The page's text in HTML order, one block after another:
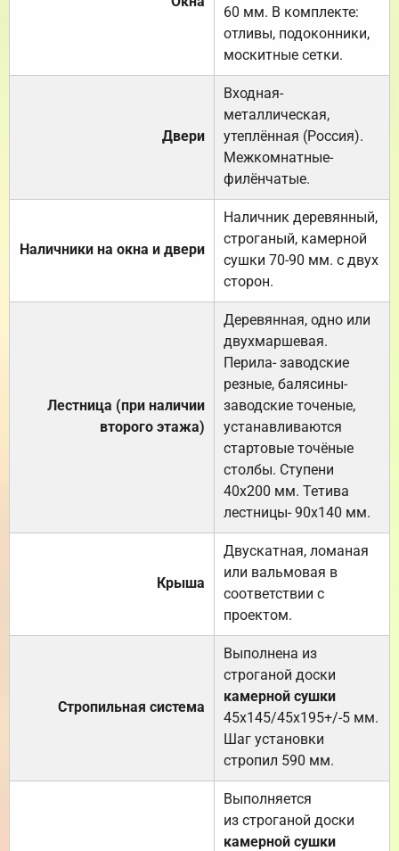
60 мм. В комплекте:
отливы, подоконники,
москитные сетки.
Двери
Входная-
металлическая,
утеплённая (Россия).
Межкомнатные-
филёнчатые.
Наличники на окна и двери
Наличник деревянный,
строганый, камерной
сушки 70-90 мм. с двух
сторон.
Лестница (при наличии
второго этажа)
Деревянная, одно или
двухмаршевая.
Перила- заводские
резные, балясины-
заводские точеные,
устанавливаются
стартовые точёные
столбы. Ступени
40х200 мм. Тетива
лестницы- 90х140 мм.
Крыша
Двускатная, ломаная
или вальмовая в
соответствии с
проектом.
Стропильная система
Выполнена из
строганой доски
камерной сушки
45х145/45х195+/-5 мм.
Шаг установки
стропил 590 мм.
Выполняется
из строганой доски
камерной сушки